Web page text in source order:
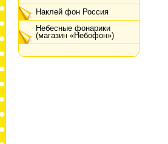
Наклей фон Россия
Небесные фонарики
(магазин «Небофон»)